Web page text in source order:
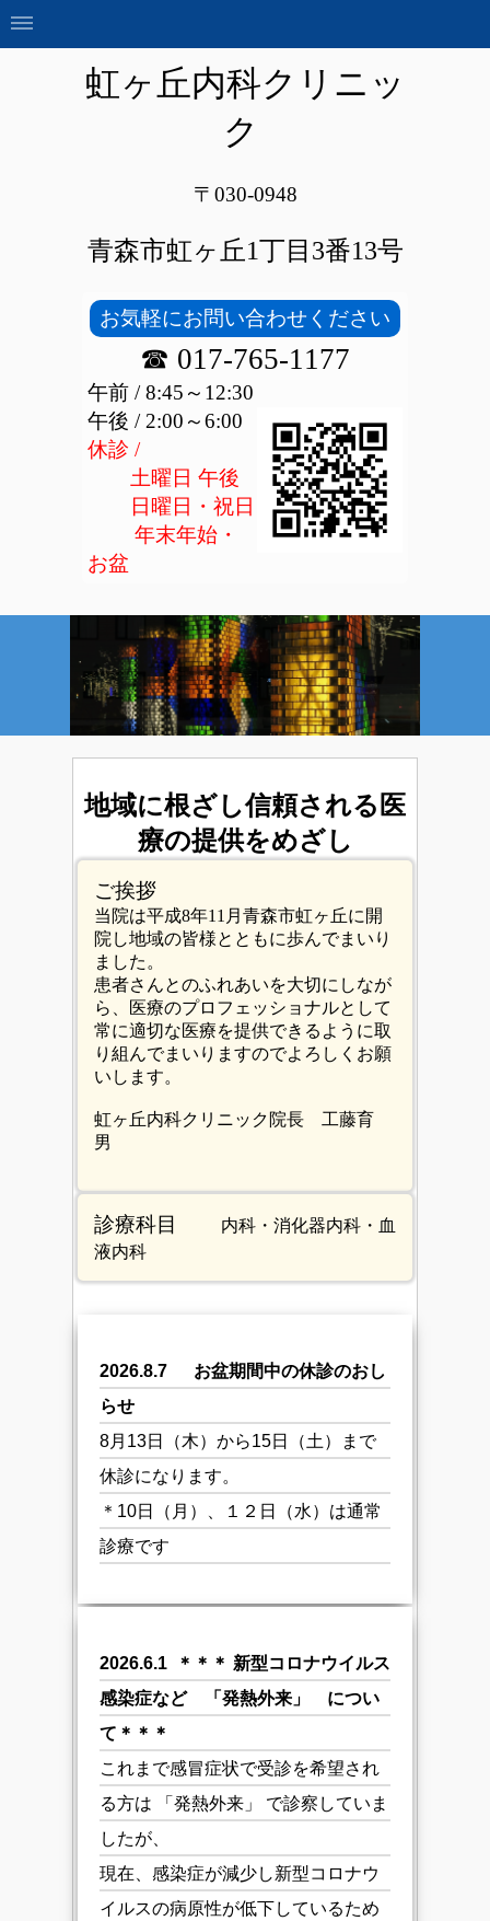
虹ヶ丘内科クリニッ
ク
〒030-0948
青森市虹ヶ丘1丁目3番13号
お気軽にお問い合わせください
☎ 017-765-1177
午前 / 8:45～12:30
午後 / 2:00～6:00
休診 /
土曜日 午後
日曜日・祝日
年末年始・
お盆
地域に根ざし信頼される医
療の提供をめざし
ご挨拶
当院は平成8年11月青森市虹ヶ丘に開
院し地域の皆様とともに歩んでまいり
ました。
患者さんとのふれあいを大切にしなが
ら、医療のプロフェッショナルとして
常に適切な医療を提供できるように取
り組んでまいりますのでよろしくお願
いします。
虹ヶ丘内科クリニック院長 工藤育
男
診療科目
内科・消化器内科・血
液内科
2026.8.7 お盆期間中の休診のおし
らせ
8月13日（木）から15日（土）まで
休診になります。
＊10日（月）、１２日（水）は通常
診療です
2026.6.1 ＊＊＊ 新型コロナウイルス
感染症など 「発熱外来」 につい
て＊＊＊
これまで感冒症状で受診を希望され
る方は 「発熱外来」 で診察していま
したが、
現在、感染症が減少し新型コロナウ
イルスの病原性が低下しているため